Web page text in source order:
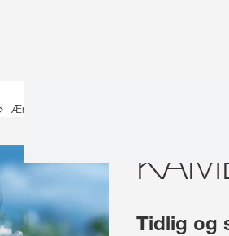
Ærter
Tidlig og